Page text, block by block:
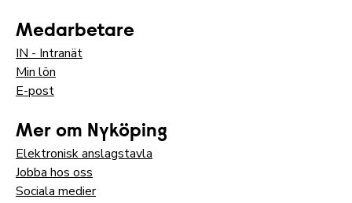
Medarbetare
IN - Intranät
Min lön
E-post
Mer om Nyköping
Elektronisk anslagstavla
Jobba hos oss
Sociala medier